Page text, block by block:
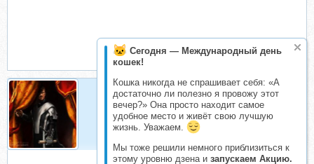
Сегодня — Международный день
кошек!
Кошка никогда не спрашивает себя: «А
достаточно ли полезно я провожу этот
вечер?» Она просто находит самое
удобное место и живёт свою лучшую
жизнь. Уважаем.
Мы тоже решили немного приблизиться к
этому уровню дзена и запускаем Акцию.
seriy-kardinal
Активный складчик